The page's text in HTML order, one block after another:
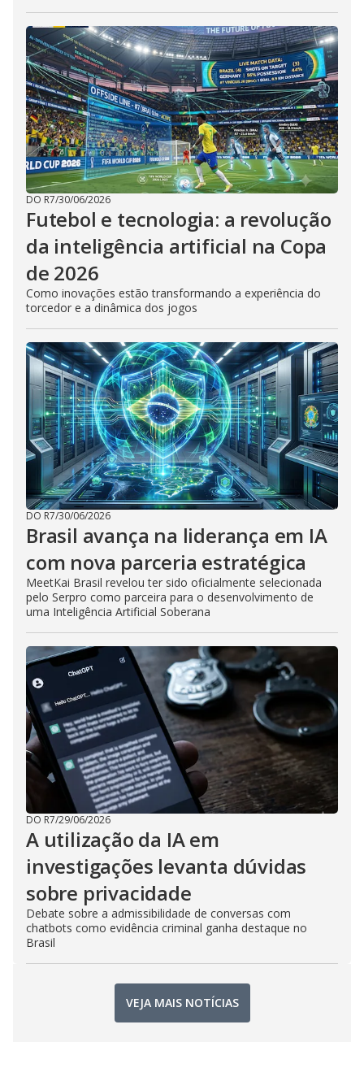
DO R7/30/06/2026
Futebol e tecnologia: a revolução
da inteligência artificial na Copa
de 2026
Como inovações estão transformando a experiência do
torcedor e a dinâmica dos jogos
DO R7/30/06/2026
Brasil avança na liderança em IA
com nova parceria estratégica
MeetKai Brasil revelou ter sido oficialmente selecionada
pelo Serpro como parceira para o desenvolvimento de
uma Inteligência Artificial Soberana
DO R7/29/06/2026
A utilização da IA em
investigações levanta dúvidas
sobre privacidade
Debate sobre a admissibilidade de conversas com
chatbots como evidência criminal ganha destaque no
Brasil
VEJA MAIS NOTÍCIAS